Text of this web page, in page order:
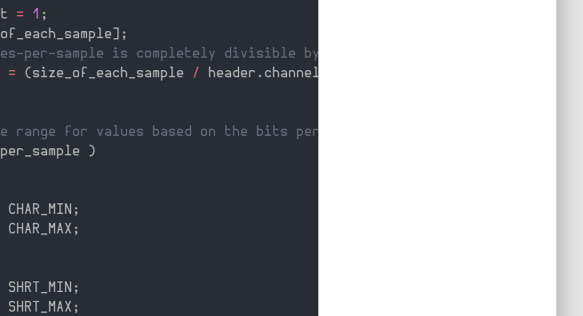
= 1 ;
;
per-sample is completely divisible by num.of channels */
= ( size_of_each_sample / header . channels
range for values based on the bits per sample */
)
CHAR_MIN ;
CHAR_MAX ;
SHRT_MIN ;
SHRT_MAX ;